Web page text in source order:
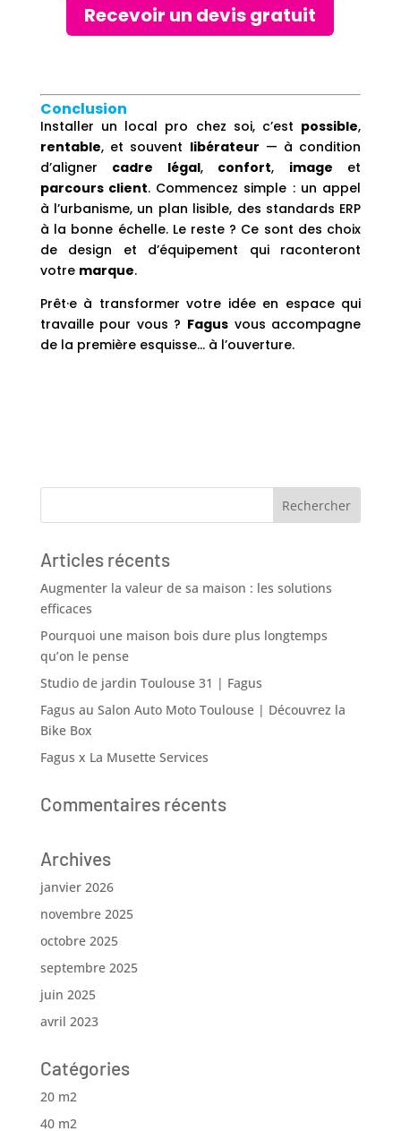
Recevoir un devis gratuit
Conclusion
Installer un local pro chez soi, c’est possible,
rentable, et souvent libérateur — à condition
d’aligner cadre légal, confort, image et
parcours client. Commencez simple : un appel
à l’urbanisme, un plan lisible, des standards ERP
à la bonne échelle. Le reste ? Ce sont des choix
de design et d’équipement qui raconteront
votre marque.
Prêt·e à transformer votre idée en espace qui
travaille pour vous ? Fagus vous accompagne
de la première esquisse… à l’ouverture.
Articles récents
Augmenter la valeur de sa maison : les solutions
efficaces
Pourquoi une maison bois dure plus longtemps
qu’on le pense
Studio de jardin Toulouse 31 | Fagus
Fagus au Salon Auto Moto Toulouse | Découvrez la
Bike Box
Fagus x La Musette Services
Commentaires récents
Archives
janvier 2026
novembre 2025
octobre 2025
septembre 2025
juin 2025
avril 2023
Catégories
20 m2
40 m2